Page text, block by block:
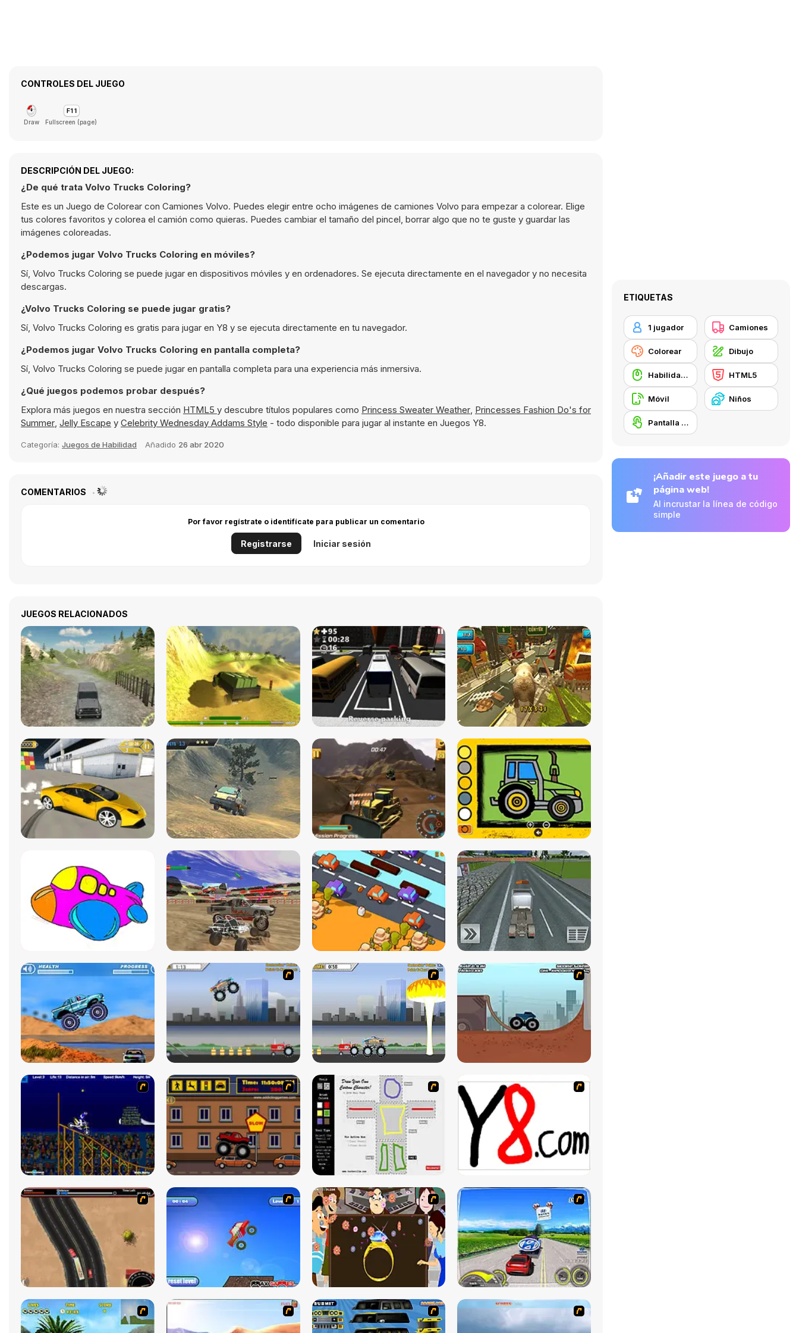
CONTROLES DEL JUEGO
Draw Fullscreen (page)
DESCRIPCIÓN DEL JUEGO:
¿De qué trata Volvo Trucks Coloring?
Este es un Juego de Colorear con Camiones Volvo. Puedes elegir entre ocho imágenes de camiones Volvo para empezar a colorear. Elige
tus colores favoritos y colorea el camión como quieras. Puedes cambiar el tamaño del pincel, borrar algo que no te guste y guardar las
imágenes coloreadas.
¿Podemos jugar Volvo Trucks Coloring en móviles?
Sí, Volvo Trucks Coloring se puede jugar en dispositivos móviles y en ordenadores. Se ejecuta directamente en el navegador y no necesita
descargas.
¿Volvo Trucks Coloring se puede jugar gratis?
Sí, Volvo Trucks Coloring es gratis para jugar en Y8 y se ejecuta directamente en tu navegador.
¿Podemos jugar Volvo Trucks Coloring en pantalla completa?
Sí, Volvo Trucks Coloring se puede jugar en pantalla completa para una experiencia más inmersiva.
¿Qué juegos podemos probar después?
Explora más juegos en nuestra sección HTML5 y descubre títulos populares como Princess Sweater Weather, Princesses Fashion Do's for
Summer, Jelly Escape y Celebrity Wednesday Addams Style - todo disponible para jugar al instante en Juegos Y8.
Categoría: Juegos de Habilidad Añadido 26 abr 2020
COMENTARIOS
Por favor regístrate o identifícate para publicar un comentario
Registrarse Iniciar sesión
JUEGOS RELACIONADOS
ETIQUETAS
1 jugador Camiones
Colorear Dibujo
Habilidad con el ratón HTML5
Móvil Niños
Pantalla táctil
¡Añadir este juego a tu
página web!
Al incrustar la línea de código
simple